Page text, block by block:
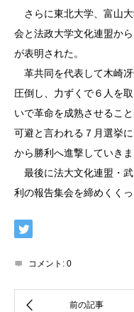
さらに東北大学、富山
会と法政大学文化連盟か
が表明された。
革共同を代表して木崎
圧倒し、力ずくで６人を
いで革命を成熟させるこ
可避と言われる７月選挙
から勝利へ進撃していきま
最後に法大文化連盟・
利の報告集会を締めくくっ
コメント: 0